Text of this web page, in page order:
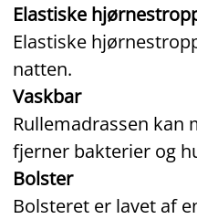
Elastiske
Elastiske
natten.
Vaskbar
Rullemadrassen kan
fjerner bakterier og
Bolster
Bolsteret er lavet af